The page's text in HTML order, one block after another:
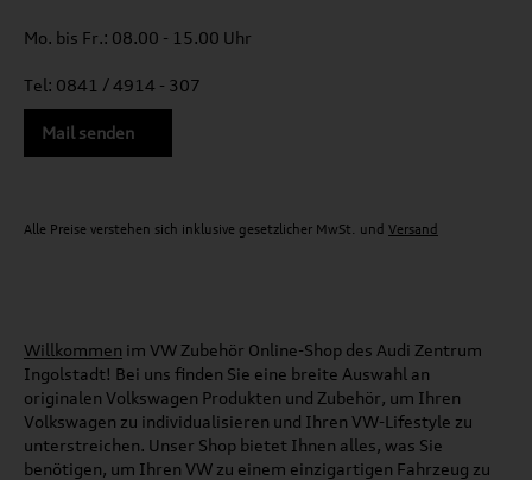
Mo. bis Fr.: 08.00 - 15.00 Uhr
Tel: 0841 / 4914 - 307
Mail senden
Alle Preise verstehen sich inklusive gesetzlicher MwSt. und Versand
Willkommen im VW Zubehör Online-Shop des Audi Zentrum
Ingolstadt! Bei uns finden Sie eine breite Auswahl an
originalen Volkswagen Produkten und Zubehör, um Ihren
Volkswagen zu individualisieren und Ihren VW-Lifestyle zu
unterstreichen. Unser Shop bietet Ihnen alles, was Sie
benötigen, um Ihren VW zu einem einzigartigen Fahrzeug zu